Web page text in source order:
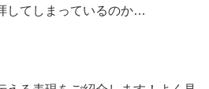
してしまっているのか…